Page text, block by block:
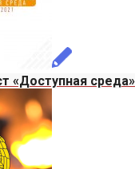
«Доступная среда»